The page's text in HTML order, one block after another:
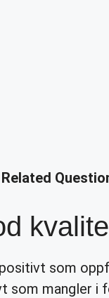
som
som mangler i